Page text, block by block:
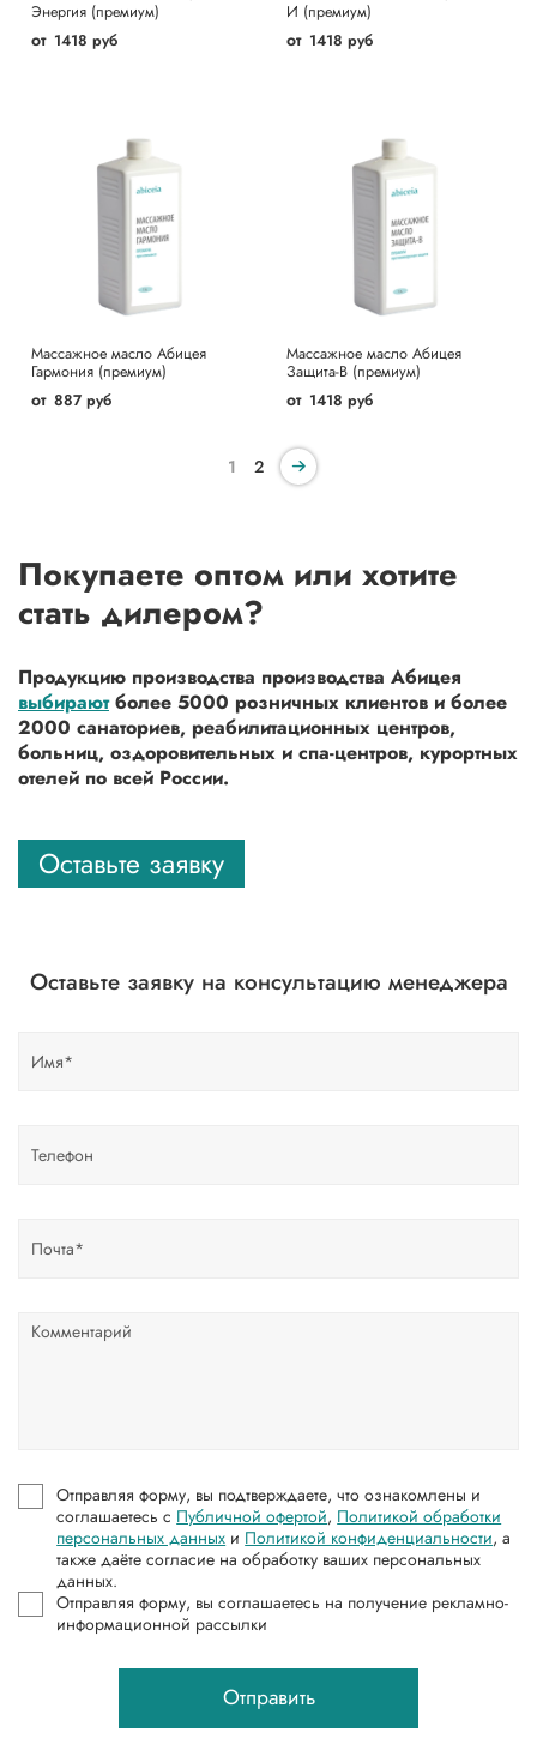
Энергия (премиум)
от 1418 руб
И (премиум)
от 1418 руб
Массажное масло Абицея
Гармония (премиум)
от 887 руб
Массажное масло Абицея
Защита-В (премиум)
от 1418 руб
1 2
Покупаете оптом или хотите
стать дилером?
Продукцию производства производства Абицея
выбираютболее 5000 розничных клиентов и более
2000 санаториев, реабилитационных центров,
больниц, оздоровительных и спа-центров, курортных
отелей по всей России.
Оставьте заявку
Оставьте заявку на консультацию менеджера
Отправляя форму, вы подтверждаете, что ознакомлены и
соглашаетесь с Публичной офертой, Политикой обработки
персональных данных и Политикой конфиденциальности, а
также даёте согласие на обработку ваших персональных
данных.
Отправляя форму, вы соглашаетесь на получение рекламно-
информационной рассылки
Отправить